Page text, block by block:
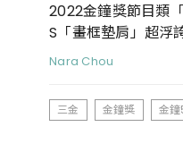
2022金鐘獎節目類
S「畫框墊肩」超浮
LULU黑薄紗連身褲又
Nara Chou
三金 金鐘獎 金